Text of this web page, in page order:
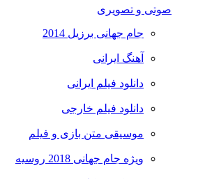
صوتی و تصویری
جام جهانی برزیل 2014
آهنگ ایرانی
دانلود فیلم ایرانی
دانلود فیلم خارجی
موسیقی متن بازی و فیلم
ویژه جام جهانی 2018 روسیه